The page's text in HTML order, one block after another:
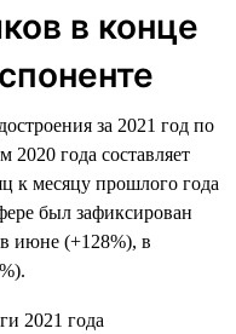
в конце
за 2021 год по
года составляет
к месяцу прошлого года
был зафиксирован
в июне (+128%), в